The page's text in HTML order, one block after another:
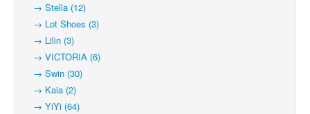
→ Stella (12)
→ Lot Shoes (3)
→ Lilin (3)
→ VICTORIA (6)
→ Swin (30)
→ Kaia (2)
→ YiYi (64)